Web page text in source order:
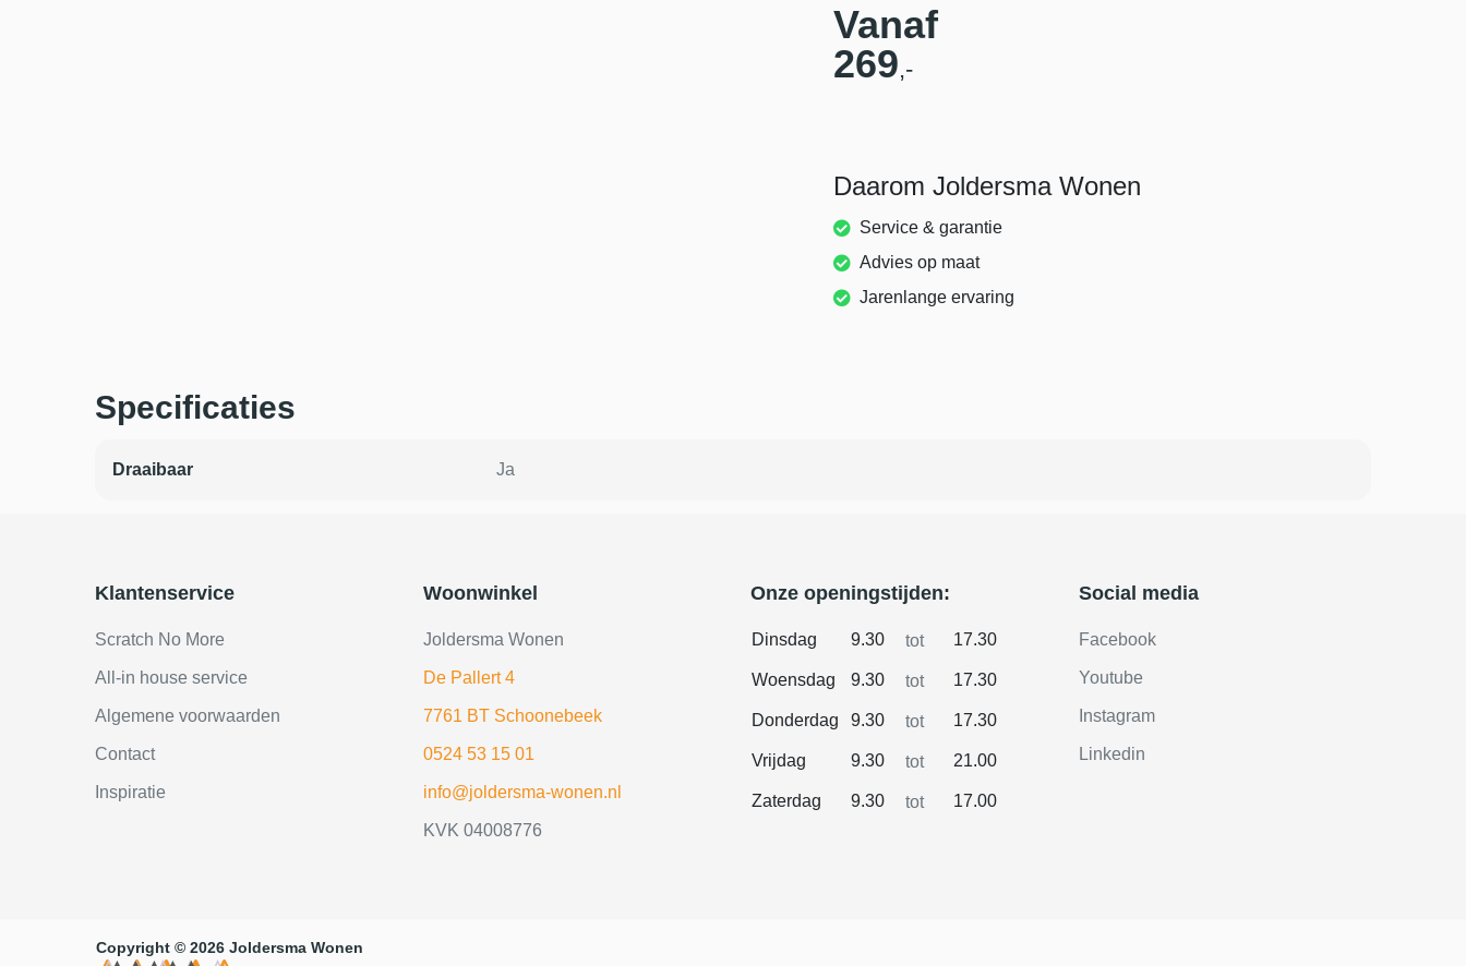
Vanaf
269,-
Daarom Joldersma Wonen
Service & garantie
Advies op maat
Jarenlange ervaring
Specificaties
Draaibaar Ja
Klantenservice
Scratch No More
All-in house service
Algemene voorwaarden
Contact
Inspiratie
Woonwinkel
Joldersma Wonen
De Pallert 4
7761 BT Schoonebeek
0524 53 15 01
info@joldersma-wonen.nl
KVK 04008776
Onze openingstijden:
Dinsdag 9.30 tot 17.30
Woensdag 9.30 tot 17.30
Donderdag 9.30 tot 17.30
Vrijdag 9.30 tot 21.00
Zaterdag 9.30 tot 17.00
Social media
Facebook
Youtube
Instagram
Linkedin
Copyright © 2026 Joldersma Wonen